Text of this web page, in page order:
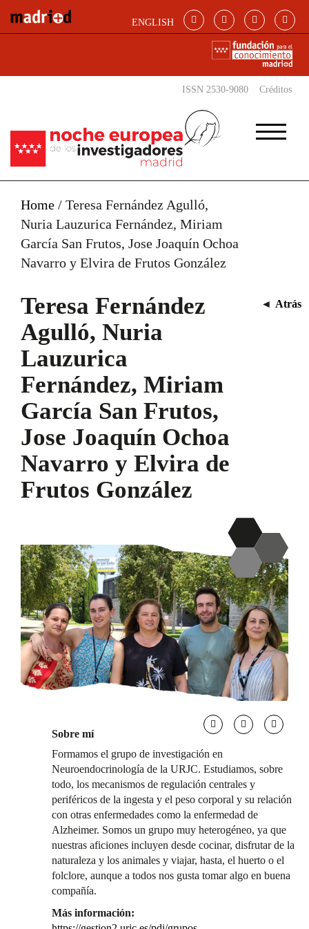
ENGLISH
ISSN 2530-9080 Créditos
Home / Teresa Fernández Agulló,
Nuria Lauzurica Fernández, Miriam
García San Frutos, Jose Joaquín Ochoa
Navarro y Elvira de Frutos González
Teresa Fernández
Agulló, Nuria
Lauzurica
Fernández, Miriam
García San Frutos,
Jose Joaquín Ochoa
Navarro y Elvira de
Frutos González
◄ Atrás
Sobre mí
Formamos el grupo de investigación en
Neuroendocrinología de la URJC. Estudiamos, sobre
todo, los mecanismos de regulación centrales y
periféricos de la ingesta y el peso corporal y su relación
con otras enfermedades como la enfermedad de
Alzheimer. Somos un grupo muy heterogéneo, ya que
nuestras aficiones incluyen desde cocinar, disfrutar de la
naturaleza y los animales y viajar, hasta, el huerto o el
folclore, aunque a todos nos gusta tomar algo en buena
compañía.
Más información: